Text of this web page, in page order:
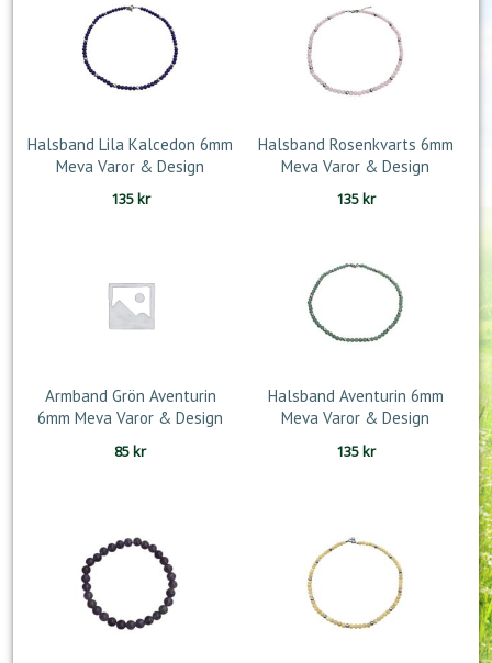
Halsband Lila Kalcedon 6mm
Meva Varor & Design
135kr
Halsband Rosenkvarts 6mm
Meva Varor & Design
135kr
Armband Grön Aventurin
6mm Meva Varor & Design
85kr
Halsband Aventurin 6mm
Meva Varor & Design
135kr